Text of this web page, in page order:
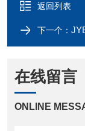
返回列表
下一个：
在线留言
ONLINE